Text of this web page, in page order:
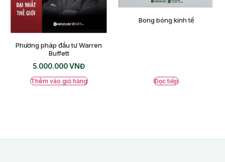
Phương pháp đầu tư Warren
Buffett
5.000.000VNĐ
Thêm vào giỏ hàng
Bong bóng kinh tế
Đọc tiếp